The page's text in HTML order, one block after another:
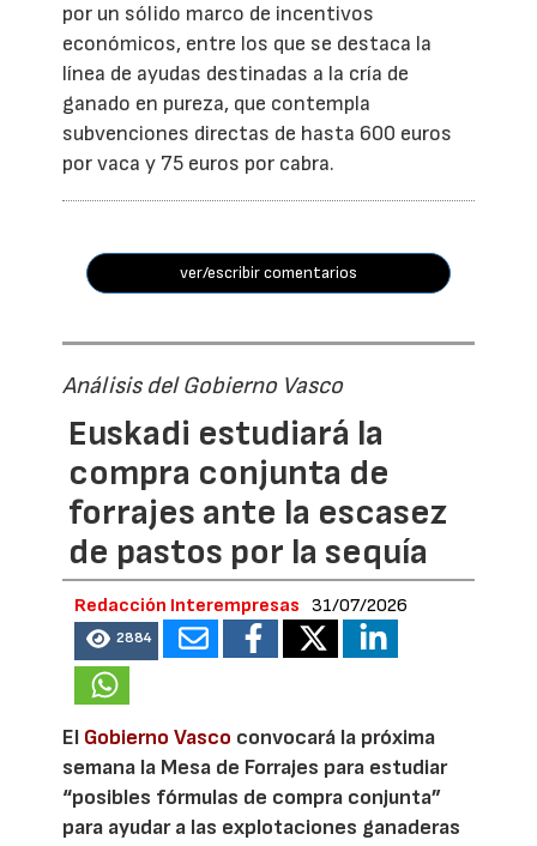
por un sólido marco de incentivos
económicos, entre los que se destaca la
línea de ayudas destinadas a la cría de
ganado en pureza, que contempla
subvenciones directas de hasta 600 euros
por vaca y 75 euros por cabra.
ver/escribir comentarios
Análisis del Gobierno Vasco
Euskadi estudiará la
compra conjunta de
forrajes ante la escasez
de pastos por la sequía
Redacción Interempresas 31/07/2026
2884
El Gobierno Vasco convocará la próxima
semana la Mesa de Forrajes para estudiar
“posibles fórmulas de compra conjunta”
para ayudar a las explotaciones ganaderas